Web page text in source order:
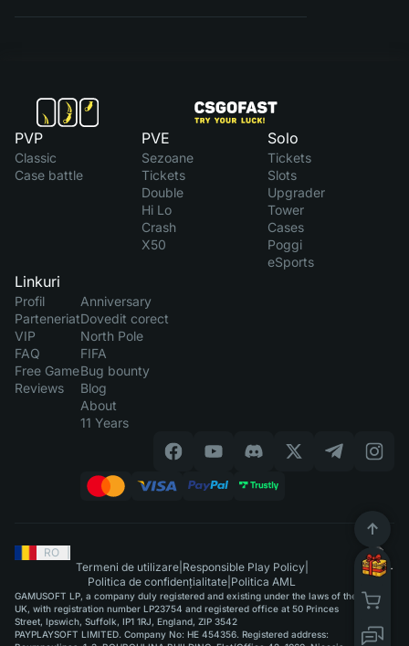
PVP
Classic
Case battle
PVE
Sezoane
Tickets
Double
Hi Lo
Crash
X50
Solo
Tickets
Slots
Upgrader
Tower
Cases
Poggi
eSports
Linkuri
Profil
Parteneriat
VIP
FAQ
Free Game
Reviews
Anniversary
Dovedit corect
North Pole
FIFA
Bug bounty
Blog
About
11 Years
RO
Termeni de utilizare| Responsible Play Policy|
Politica de confidențialitate Politica AML
GAMUSOFT LP, a company duly registered and existing under the laws of the
UK, with registration number LP23754 and registered office at 50 Princes
Street, Ipswich, Suffolk, IP1 1RJ, England, ZIP 3542
PAYPLAYSOFT LIMITED. Company No: HE 454356. Registered address: